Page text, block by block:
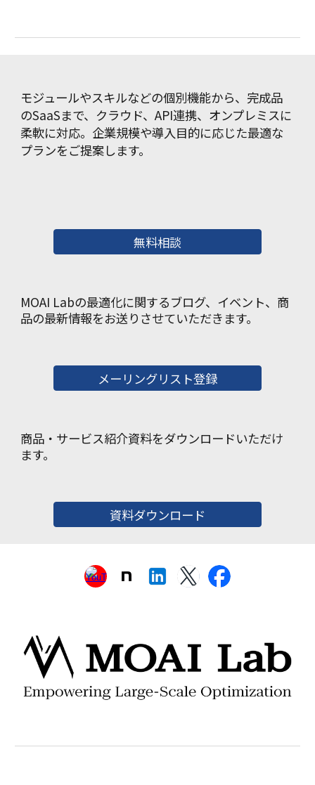
モジュールやスキルなどの個別機能から、完成品
のSaaSまで、クラウド、API連携、オンプレミスに
柔軟に対応。企業規模や導入目的に応じた最適な
プランをご提案します。
無料相談
MOAI Labの最適化に関するブログ、イベント、商
品の最新情報をお送りさせていただきます。
メーリングリスト登録
商品・サービス紹介資料をダウンロードいただけ
ます。
資料ダウンロード